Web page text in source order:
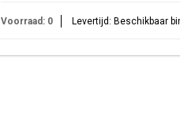
Voorraad: 0 Levertijd: Beschikbaar